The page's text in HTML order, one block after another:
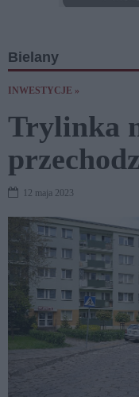
Bielany
INWESTYCJE »
Trylinka
12 maja 2023